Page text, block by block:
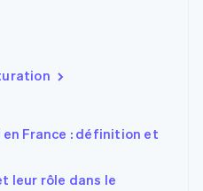
en France : définition et
leur rôle dans le